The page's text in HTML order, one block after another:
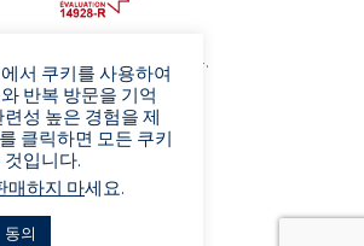
Viaflex. 모든 권리 보유.
개인정보 보호정책
이용 약관
사기 주의보
판매 이용 약관
공급업체 이용 약관
서 쿠키를 사용하여
반복 방문을 기억
성 높은 경험을 제
클릭하면 모든 쿠키
입니다.
매하지 마세요.
동의